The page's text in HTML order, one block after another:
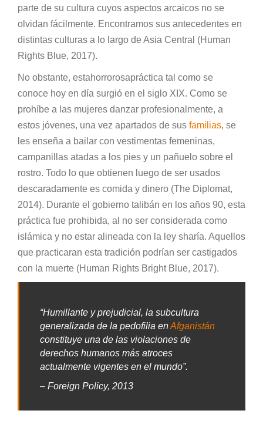
parte de su cultura cuyos aspectos arcaicos no se
olvidan fácilmente. Encontramos sus antecedentes en
distintas culturas a lo largo de Asia Central (Human
Rights Blue, 2017).
No obstante, estahorrorosapráctica tal como se
conoce hoy en día surgió en el siglo XIX. Como se
prohíbe a las mujeres danzar profesionalmente, a
estos jóvenes, una vez apartados de sus familias, se
les enseña a bailar con vestimentas femeninas,
campanillas atadas a los pies y un pañuelo sobre el
rostro. Todo lo que obtienen luego de ser usados
descaradamente es comida y dinero (The Diplomat,
2014). Durante el gobierno talibán en los años 90, esta
práctica fue prohibida, al no ser considerada como
islámica y no estar alineada con la ley sharía. Aquellos
que practicaran esta tradición podrían ser castigados
con la muerte (Human Rights Bright Blue, 2017).
“Humillante y prejudicial, la subcultura
generalizada de la pedofilia enAfganistán
constituye una de las violaciones de
derechos humanos más atroces
actualmente vigentes en el mundo”.
– Foreign Policy, 2013